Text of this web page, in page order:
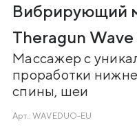
Вибрирующий
Theragun Wave
Массажер с
проработки
спины, шеи
Арт.:WAVEDUO-EU